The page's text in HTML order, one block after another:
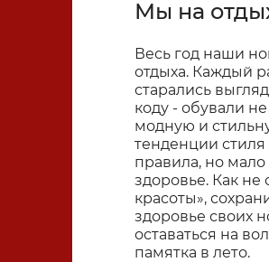
Мы на
Весь год наши
отдыха. Каждый
старались
коду - обували
модную и
тенденции
правила, но
здоровье. Как не
красоты»,
здоровье своих
оставаться на
памятка в лето.